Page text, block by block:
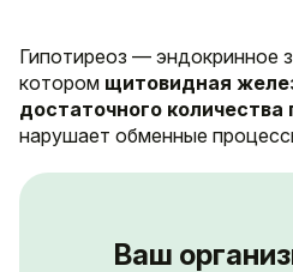
Гипотиреоз — эндокринное
котором щитовидная
достаточного количества
нарушает обменные
Ваш